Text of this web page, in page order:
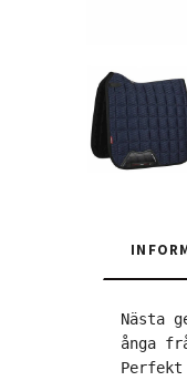
Nästa
ånga